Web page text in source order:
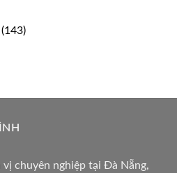
(143)
chuyên nghiệp tại Đà Nẵng,